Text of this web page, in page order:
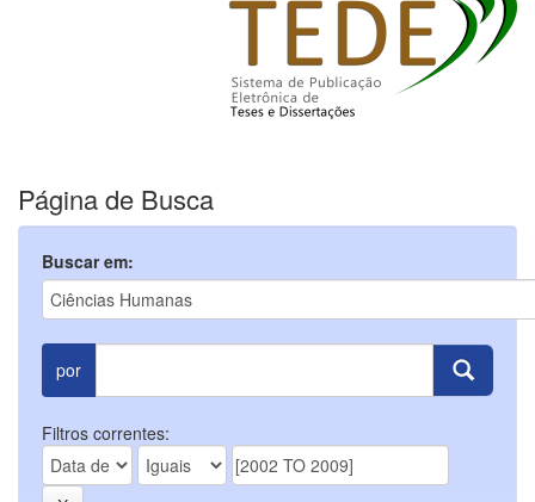
Página de Busca
Buscar em:
por
Filtros correntes: